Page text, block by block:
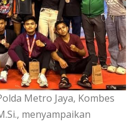
Metro Jaya, Kombes
menyampaikan